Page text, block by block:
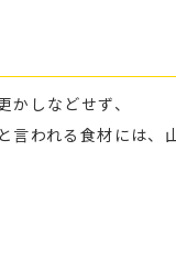
しなどせず、
言われる食材には